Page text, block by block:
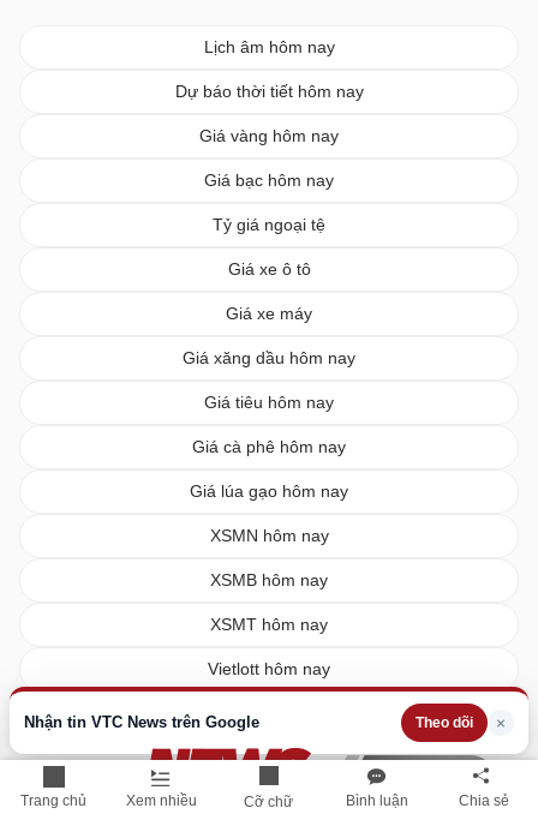
Trang chủ Xem nhiều Cỡ chữ Bình luận Chia sẻ
Nhận tin VTC News trên Google Theo dõi ×
Lịch âm hôm nay
Dự báo thời tiết hôm nay
Giá vàng hôm nay
Giá bạc hôm nay
Tỷ giá ngoại tệ
Giá xe ô tô
Giá xe máy
Giá xăng dầu hôm nay
Giá tiêu hôm nay
Giá cà phê hôm nay
Giá lúa gạo hôm nay
XSMN hôm nay
XSMB hôm nay
XSMT hôm nay
Vietlott hôm nay